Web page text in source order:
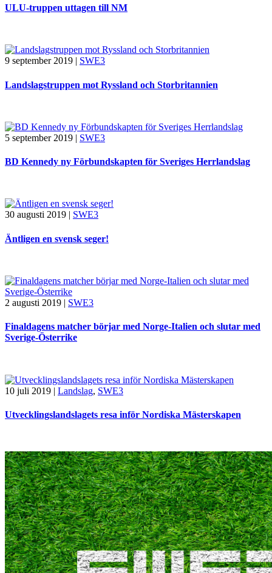
ULU-truppen uttagen till NM
9 september 2019 | SWE3
Landslagstruppen mot Ryssland och Storbritannien
5 september 2019 | SWE3
BD Kennedy ny Förbundskapten för Sveriges Herrlandslag
30 augusti 2019 SWE3
Äntligen en svensk seger!
2 augusti 2019 | SWE3
Finaldagens matcher börjar med Norge-Italien och slutar med
Sverige-Österrike
10 juli 2019 | Landslag, SWE3
Utvecklingslandslagets resa inför Nordiska Mästerskapen